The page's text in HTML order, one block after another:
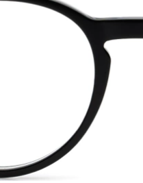
Ширина линзы
Ширина